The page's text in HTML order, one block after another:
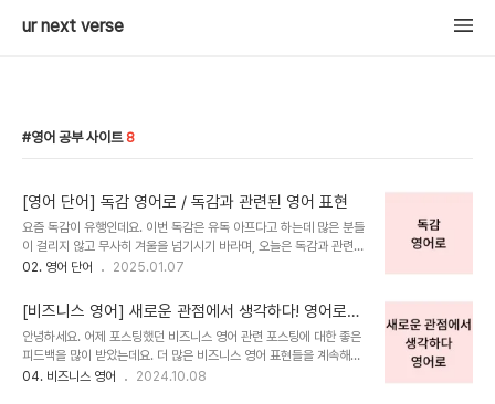
ur next verse
영어 공부 사이트 8
[영어 단어] 독감 영어로 / 독감과 관련된 영어 표현
요즘 독감이 유행인데요. 이번 독감은 유독 아프다고 하는데 많은 분들
이 걸리지 않고 무사히 겨울을 넘기시기 바라며, 오늘은 독감과 관련된
다양한 영어 표현들을 알아보겠습니다. 독감에 대해 얘기할 때 독감 유
대화가 수월하겠죠. 독감 영어로, 독감과 관련된 영어 표현들 함께 알
아보겠습니다. 1. 일반적인 독감 관련 표현Flu: 독감The flu is
highly contagious, so stay home if you feel sick.I
caught the flu last winter and it was terrible.Catch the
flu: 독감에 걸리다If you don’t dress warmly, you might
02. 영어 단어 2025.01.07
[비즈니스 영어] 새로운 관점에서 생각하다! 영어로
어떻게 표현할까요?
안녕하세요. 어제 포스팅했던 비즈니스 영어 관련 포스팅에 대한 좋은
피드백을 많이 받았는데요. 더 많은 비즈니스 영어 표현들을 계속해서
알려드리면 좋겠다는 생각이 들어 오늘도 비즈니스 영어 관련 표현을
04. 비즈니스 영어 2024.10.08